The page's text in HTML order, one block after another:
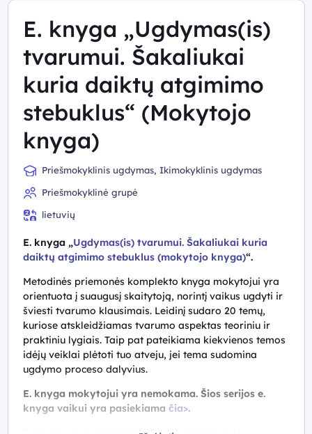
E. knyga „Ugdymas(is)
tvarumui. Šakaliukai
kuria daiktų atgimimo
stebuklus“ (Mokytojo
knyga)
Priešmokyklinis ugdymas, Ikimokyklinis ugdymas
Priešmokyklinė grupė
lietuvių
E. knyga „Ugdymas(is) tvarumui. Šakaliukai kuria
daiktų atgimimo stebuklus (mokytojo knyga)“.
Metodinės priemonės komplekto knyga mokytojui yra
orientuota į suaugusį skaitytoją, norintį vaikus ugdyti ir
šviesti tvarumo klausimais. Leidinį sudaro 20 temų,
kuriose atskleidžiamas tvarumo aspektas teoriniu ir
praktiniu lygiais. Taip pat pateikiama kiekvienos temos
idėjų veiklai plėtoti tuo atveju, jei tema sudomina
ugdymo proceso dalyvius.
E. knyga mokytojui yra nemokama. Šios serijos e.
knyga vaikui yra pasiekiama čia>.